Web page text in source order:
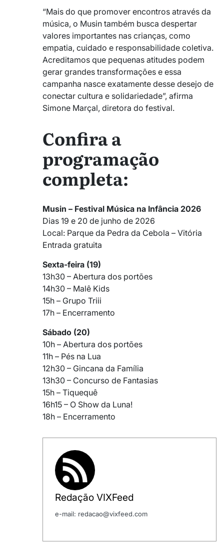
“Mais do que promover encontros através da
música, o Musin também busca despertar
valores importantes nas crianças, como
empatia, cuidado e responsabilidade coletiva.
Acreditamos que pequenas atitudes podem
gerar grandes transformações e essa
campanha nasce exatamente desse desejo de
conectar cultura e solidariedade”, afirma
Simone Marçal, diretora do festival.
Confira a
programação
completa:
Musin – Festival Música na Infância 2026
Dias 19 e 20 de junho de 2026
Local: Parque da Pedra da Cebola – Vitória
Entrada gratuita
Sexta-feira (19)
13h30 – Abertura dos portões
14h30 – Malê Kids
15h – Grupo Triii
17h – Encerramento
Sábado (20)
10h – Abertura dos portões
11h – Pés na Lua
12h30 – Gincana da Família
13h30 – Concurso de Fantasias
15h – Tiquequê
16h15 – O Show da Luna!
18h – Encerramento
Redação VIXFeed
e-mail: redacao@vixfeed.com